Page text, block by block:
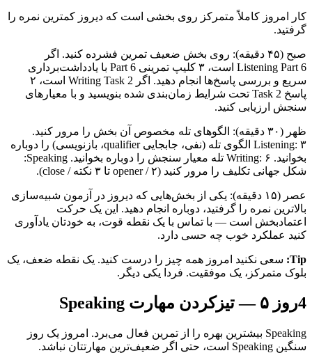
کار امروز کاملاً متمرکز روی بخشی است که دیروز کمترین نمره را
گرفتید.
صبح (۴۵ دقیقه): روی بخش ضعیف تمرین فشرده کنید. اگر
Listening Part 6 است، ۳ کلیپ تمرینی Part 6 با یادداشت‌برداری
سریع و بررسی پاسخ‌ها انجام دهید. اگر Writing Task 2 است، ۲
پاسخ Task 2 تحت شرایط زمان‌بندی شده بنویسید و با معیارهای
سنجش ارزیابی کنید.
ظهر (۳۰ دقیقه): الگوهای تله مخصوص آن بخش را مرور کنید.
Listening: ۳ الگوی تله (نفی، جابجایی qualifier، بازنویسی) را دوباره
بخوانید. Writing: ۶ تله معیار سنجش را دوباره بخوانید. Speaking:
شکل جهانی تکلیف را مرور کنید (opener / ۲ تا ۳ نکته / close).
عصر (۱۵ دقیقه): یکی از بخش‌هایی که دیروز در آزمون شبیه‌سازی
بالاترین نمره را گرفتید، دوباره انجام دهید. این یک حرکت
اعتمادبخش است — با تماس با یک نقطه قوت، به خودتان یادآوری
کنید عملکرد خوب چه حسی دارد.
Tip: سعی نکنید امروز همه چیز را درست کنید. یک نقطه ضعف، یک
بلوک متمرکز، یک موفقیت. فردا یکی دیگر.
4روز ۵ — تیزکردن مهارت Speaking
Speaking بیشترین بهره را از تمرین فعال می‌برد. امروز یک روز
سنگین Speaking است، حتی اگر ضعیف‌ترین مهارتتان نباشد.